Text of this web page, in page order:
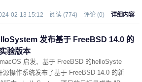
02-13 15:12 阅读 (774) 评论 (0) 详细内容
发布基于 FreeBSD 14.0 的
验版本
启发、基于 FreeBSD 的helloSyste
源操作系统发布了基于 FreeBSD 14.0 的新